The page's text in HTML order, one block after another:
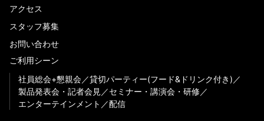
アクセス
スタッフ募集
お問い合わせ
ご利用シーン
社員総会+懇親会
貸切パーティー(フード&ドリンク付き)
製品発表会・記者会見
セミナー・講演会・研修
エンターテインメント
配信